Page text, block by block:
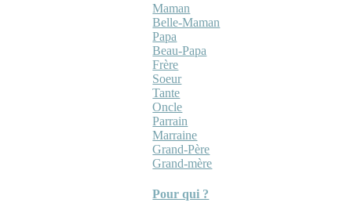
Maman
Belle-Maman
Papa
Beau-Papa
Frère
Soeur
Tante
Oncle
Parrain
Marraine
Grand-Père
Grand-mère
Pour qui ?